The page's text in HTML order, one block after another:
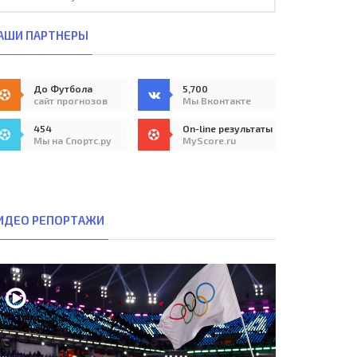
ПАРТНЕРЫ
До Футбола
сайт прогнозов
5,700
Мы Вконтакте
454
Мы на Спортс.ру
On-line результаты
MyScore.ru
РЕПОРТАЖИ